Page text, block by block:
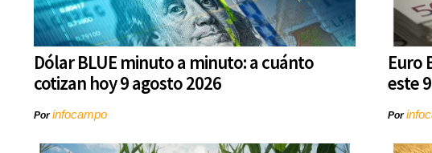
Dólar BLUE minuto a minuto: a cuánto
cotizan hoy 9 agosto 2026
Porinfocampo
Euro
este
Por